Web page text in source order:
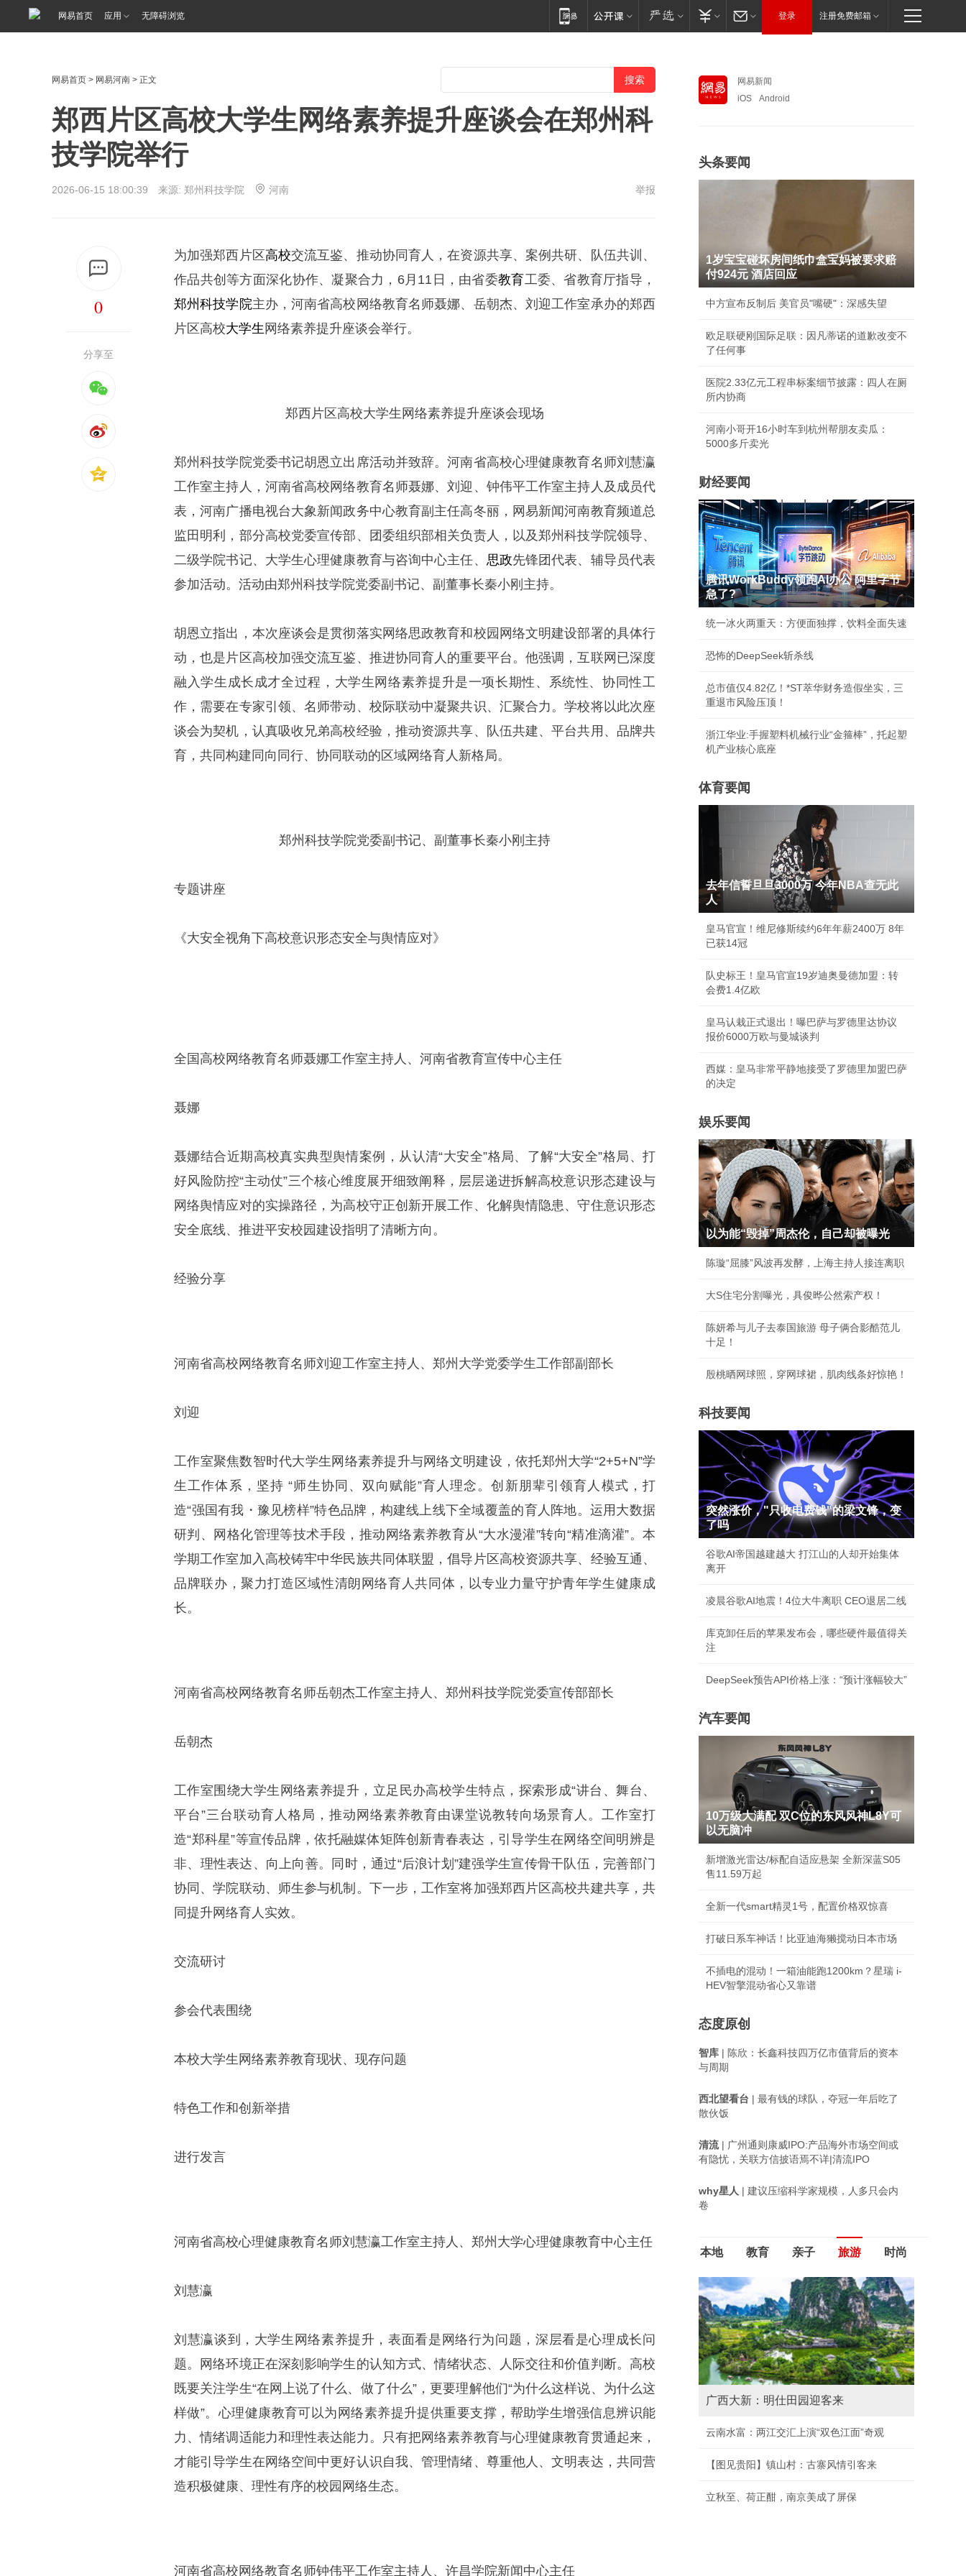
网易首页 应用 无障碍浏览 登录 注册免费邮箱
网易首页 > 网易河南 > 正文
郑西片区高校大学生网络素养提升座谈会在郑州科
技学院举行
2026-06-15 18:00:39 来源: 郑州科技学院 河南 举报
0
分享至
为加强郑西片区高校交流互鉴、推动协同育人，在资源共享、案例共研、队伍共训、
作品共创等方面深化协作、凝聚合力，6月11日，由省委教育工委、省教育厅指导，
郑州科技学院主办，河南省高校网络教育名师聂娜、岳朝杰、刘迎工作室承办的郑西
片区高校大学生 网络素养提升座谈会举行。
郑西片区高校大学生网络素养提升座谈会现场
郑州科技学院党委书记胡恩立出席活动并致辞。河南省高校心理健康教育名师刘慧瀛
工作室主持人，河南省高校网络教育名师聂娜、刘迎、钟伟平工作室主持人及成员代
表，河南广播电视台大象新闻政务中心教育副主任高冬丽，网易新闻河南教育频道总
监田明利，部分高校党委宣传部、团委组织部相关负责人，以及郑州科技学院领导、
二级学院书记、大学生心理健康教育与咨询中心主任、 思政先锋团代表、辅导员代表
参加活动。活动由郑州科技学院党委副书记、副董事长秦小刚主持。
胡恩立指出，本次座谈会是贯彻落实网络思政教育和校园网络文明建设部署的具体行
动，也是片区高校加强交流互鉴、推进协同育人的重要平台。他强调，互联网已深度
融入学生成长成才全过程，大学生网络素养提升是一项长期性、系统性、协同性工
作，需要在专家引领、名师带动、校际联动中凝聚共识、汇聚合力。学校将以此次座
谈会为契机，认真吸收兄弟高校经验，推动资源共享、队伍共建、平台共用、品牌共
育，共同构建同向同行、协同联动的区域网络育人新格局。
郑州科技学院党委副书记、副董事长秦小刚主持
专题讲座
《大安全视角下高校意识形态安全与舆情应对》
全国高校网络教育名师聂娜工作室主持人、河南省教育宣传中心主任
聂娜
聂娜结合近期高校真实典型舆情案例，从认清“大安全”格局、了解“大安全”格局、打
好风险防控“主动仗”三个核心维度展开细致阐释，层层递进拆解高校意识形态建设与
网络舆情应对的实操路径，为高校守正创新开展工作、化解舆情隐患、守住意识形态
安全底线、推进平安校园建设指明了清晰方向。
经验分享
河南省高校网络教育名师刘迎工作室主持人、郑州大学党委学生工作部副部长
刘迎
工作室聚焦数智时代大学生网络素养提升与网络文明建设，依托郑州大学“2+5+N”学
生工作体系，坚持 “师生协同、双向赋能”育人理念。创新朋辈引领育人模式，打
造“强国有我・豫见榜样”特色品牌，构建线上线下全域覆盖的育人阵地。运用大数据
研判、网格化管理等技术手段，推动网络素养教育从“大水漫灌”转向“精准滴灌”。本
学期工作室加入高校铸牢中华民族共同体联盟，倡导片区高校资源共享、经验互通、
品牌联办，聚力打造区域性清朗网络育人共同体，以专业力量守护青年学生健康成
长。
河南省高校网络教育名师岳朝杰工作室主持人、郑州科技学院党委宣传部部长
岳朝杰
工作室围绕大学生网络素养提升，立足民办高校学生特点，探索形成“讲台、舞台、
平台”三台联动育人格局，推动网络素养教育由课堂说教转向场景育人。工作室打
造“郑科星”等宣传品牌，依托融媒体矩阵创新青春表达，引导学生在网络空间明辨是
非、理性表达、向上向善。同时，通过“后浪计划”建强学生宣传骨干队伍，完善部门
协同、学院联动、师生参与机制。下一步，工作室将加强郑西片区高校共建共享，共
同提升网络育人实效。
交流研讨
参会代表围绕
本校大学生网络素养教育现状、现存问题
特色工作和创新举措
进行发言
河南省高校心理健康教育名师刘慧瀛工作室主持人、郑州大学心理健康教育中心主任
刘慧瀛
刘慧瀛谈到，大学生网络素养提升，表面看是网络行为问题，深层看是心理成长问
题。网络环境正在深刻影响学生的认知方式、情绪状态、人际交往和价值判断。高校
既要关注学生“在网上说了什么、做了什么”，更要理解他们“为什么这样说、为什么这
样做”。心理健康教育可以为网络素养提升提供重要支撑，帮助学生增强信息辨识能
力、情绪调适能力和理性表达能力。只有把网络素养教育与心理健康教育贯通起来，
才能引导学生在网络空间中更好认识自我、管理情绪、尊重他人、文明表达，共同营
造积极健康、理性有序的校园网络生态。
河南省高校网络教育名师钟伟平工作室主持人、许昌学院新闻中心主任
网易新闻
iOS
Android
头条要闻
1岁宝宝碰坏房间纸巾盒宝妈被要求赔
付924元 酒店回应
中方宣布反制后 美官员"嘴硬"：深感失望
欧足联硬刚国际足联：因凡蒂诺的道歉改变不
了任何事
医院2.33亿元工程串标案细节披露：四人在厕
所内协商
河南小哥开16小时车到杭州帮朋友卖瓜：
5000多斤卖光
财经要闻
腾讯WorkBuddy领跑AI办公 阿里字节
急了?
统一冰火两重天：方便面独撑，饮料全面失速
恐怖的DeepSeek斩杀线
总市值仅4.82亿！*ST萃华财务造假坐实，三
重退市风险压顶！
浙江华业:手握塑料机械行业“金箍棒”，托起塑
机产业核心底座
体育要闻
去年信誓旦旦3000万 今年NBA查无此
人
皇马官宣！维尼修斯续约6年年薪2400万 8年
已获14冠
队史标王！皇马官宣19岁迪奥曼德加盟：转
会费1.4亿欧
皇马认栽正式退出！曝巴萨与罗德里达协议
报价6000万欧与曼城谈判
西媒：皇马非常平静地接受了罗德里加盟巴萨
的决定
娱乐要闻
以为能“毁掉”周杰伦，自己却被曝光
陈璇“屈膝”风波再发酵，上海主持人接连离职
大S住宅分割曝光，具俊晔公然索产权！
陈妍希与儿子去泰国旅游 母子俩合影酷范儿
十足！
殷桃晒网球照，穿网球裙，肌肉线条好惊艳！
科技要闻
突然涨价，"只收电费钱"的梁文锋，变
了吗
谷歌AI帝国越建越大 打江山的人却开始集体
离开
凌晨谷歌AI地震！4位大牛离职 CEO退居二线
库克卸任后的苹果发布会，哪些硬件最值得关
注
DeepSeek预告API价格上涨：“预计涨幅较大”
汽车要闻
10万级大满配 双C位的东风风神L8Y可
以无脑冲
新增激光雷达/标配自适应悬架 全新深蓝S05
售11.59万起
全新一代smart精灵1号，配置价格双惊喜
打破日系车神话！比亚迪海獭搅动日本市场
不插电的混动！一箱油能跑1200km？星瑞 i-
HEV智擎混动省心又靠谱
态度原创
智库 | 陈欣：长鑫科技四万亿市值背后的资本
与周期
西北望看台 | 最有钱的球队，夺冠一年后吃了
散伙饭
清流| 广州通则康威IPO:产品海外市场空间或
有隐忧，关联方信披语焉不详|清流IPO
why星人 | 建议压缩科学家规模，人多只会内
卷
本地 教育 亲子 旅游 时尚
广西大新：明仕田园迎客来
云南水富：两江交汇上演“双色江面”奇观
【图见贵阳】镇山村：古寨风情引客来
立秋至、荷正酣，南京美成了屏保